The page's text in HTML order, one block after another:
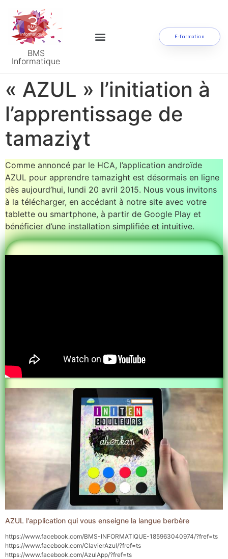
BMS
Informatique
E-formation
« AZUL » l’initiation à
l’apprentissage de
tamaziɣt
Comme annoncé par le HCA, l’application androïde
AZUL pour apprendre tamazight est désormais en ligne
dès aujourd’hui, lundi 20 avril 2015. Nous vous invitons
à la télécharger, en accédant à notre site avec votre
tablette ou smartphone, à partir de Google Play et
bénéficier d’une installation simplifiée et intuitive.
AZUL l'application qui vous enseigne la langue berbère
https://www.facebook.com/BMS-INFORMATIQUE-185963040974/?fref=ts
https://www.facebook.com/ClavierAzul/?fref=ts
https://www.facebook.com/AzulApp/?fref=ts